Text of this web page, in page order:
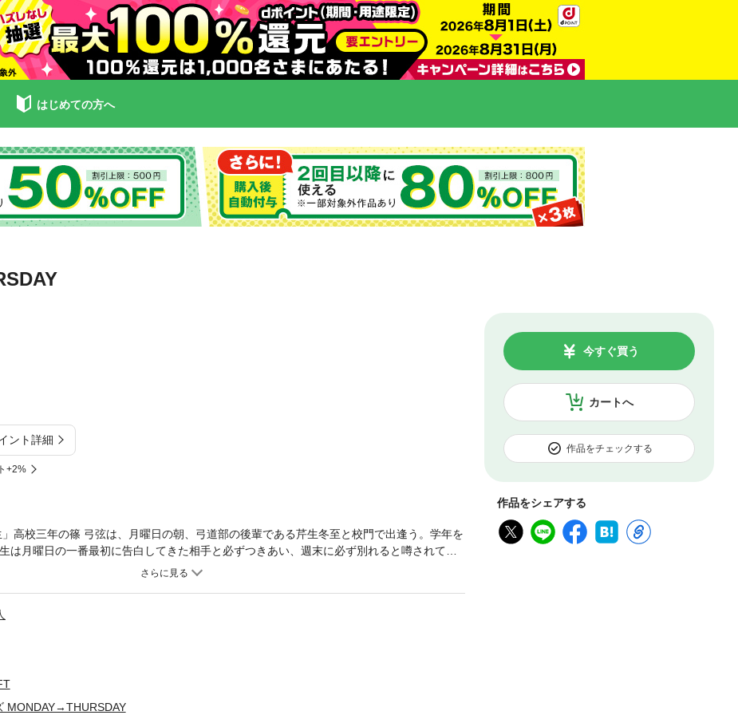
はじめての方へ
ント詳細
+2%
カートへ
今すぐ買う
作品をチェックする
作品をシェアする
」高校三年の篠 弓弦は、月曜日の朝、弓道部の後輩である芹生冬至と校門で出逢う。学年を
は月曜日の一番最初に告白してきた相手と必ずつきあい、週末に必ず別れると噂されてい
弓弦の軽い気持ちから出た一言でつきあうことになったふたりだが…。
MONDAY→THURSDAY